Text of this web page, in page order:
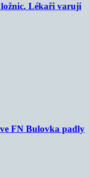
Lékaři varují
FN Bulovka padly